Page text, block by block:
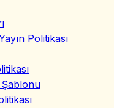
Politikası
Şablonu